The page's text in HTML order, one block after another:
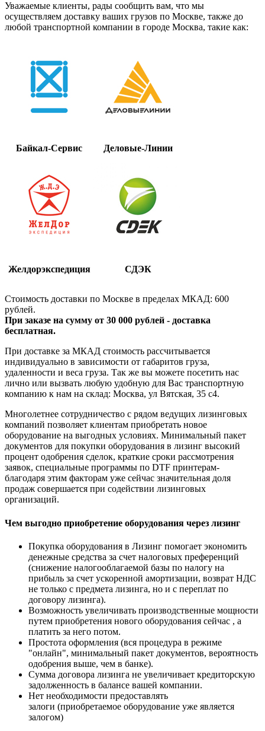
Уважаемые клиенты, рады сообщить вам, что мы
осуществляем доставку ваших грузов по Москве, также до
любой транспортной компании в городе Москва, такие как:
Байкал-Сервис Деловые-Линии
Желдорэкспедиция СДЭК
Стоимость доставки по Москве в пределах МКАД: 600
рублей.
При заказе на сумму от 30 000 рублей - доставка
бесплатная.
При доставке за МКАД стоимость рассчитывается
индивидуально в зависимости от габаритов груза,
удаленности и веса груза. Так же вы можете посетить нас
лично или вызвать любую удобную для Вас транспортную
компанию к нам на склад: Москва, ул Вятская, 35 c4.
Многолетнее сотрудничество с рядом ведущих лизинговых
компаний позволяет клиентам приобретать новое
оборудование на выгодных условиях. Минимальный пакет
документов для покупки оборудования в лизинг высокий
процент одобрения сделок, краткие сроки рассмотрения
заявок, специальные программы по DTF принтерам-
благодаря этим факторам уже сейчас значительная доля
продаж совершается при содействии лизинговых
организаций.
Чем выгодно приобретение оборудования через лизинг
Покупка оборудования в Лизинг помогает экономить
денежные средства за счет налоговых преференций
(снижение налогооблагаемой базы по налогу на
прибыль за счет ускоренной амортизации, возврат НДС
не только с предмета лизинга, но и с переплат по
договору лизинга).
Возможность увеличивать производственные мощности
путем приобретения нового оборудования сейчас , а
платить за него потом.
Простота оформления (вся процедура в режиме
"онлайн", минимальный пакет документов, вероятность
одобрения выше, чем в банке).
Сумма договора лизинга не увеличивает кредиторскую
задолженность в балансе вашей компании.
Нет необходимости предоставлять
залоги (приобретаемое оборудование уже является
залогом)